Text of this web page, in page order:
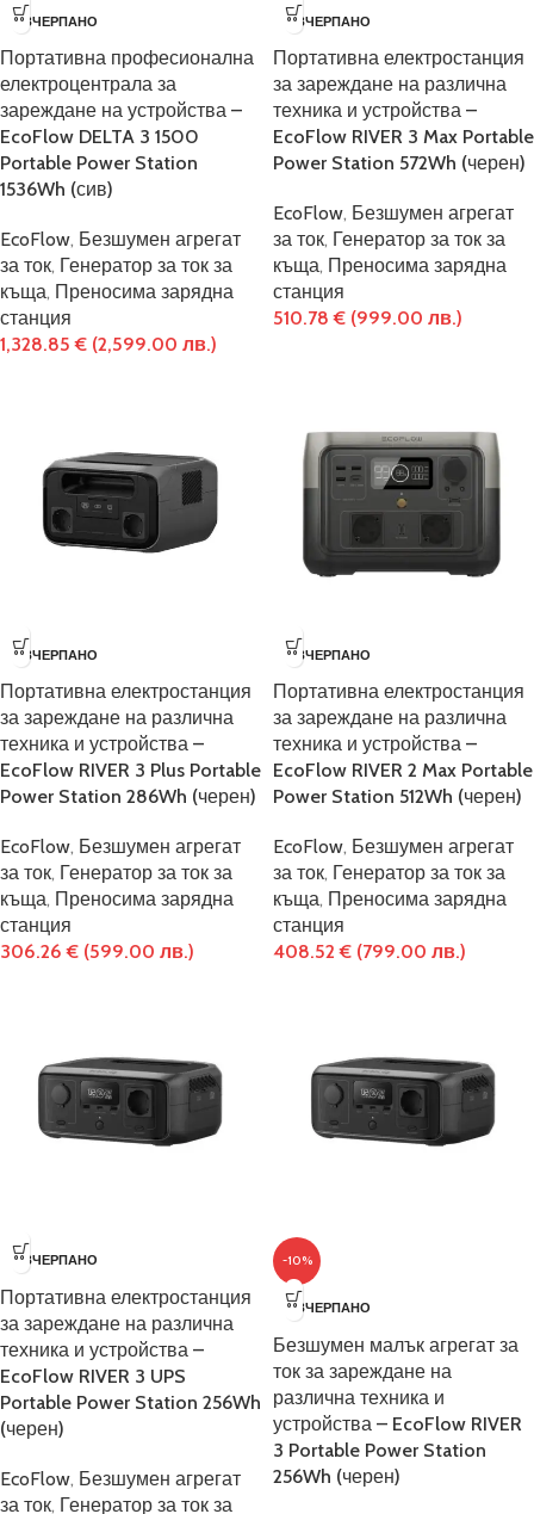
ИЗЧЕРПАНО
Портативна професионална
електроцентрала за
зареждане на устройства –
EcoFlow DELTA 3 1500
Portable Power Station
1536Wh (сив)
EcoFlow, Безшумен агрегат
за ток, Генератор за ток за
къща, Преносима зарядна
станция
1,328.85€ (2,599.00 лв.)
ИЗЧЕРПАНО
Портативна електростанция
за зареждане на различна
техника и устройства –
EcoFlow RIVER 3 Max Portable
Power Station 572Wh (черен)
EcoFlow, Безшумен агрегат
за ток, Генератор за ток за
къща, Преносима зарядна
станция
510.78€ (999.00 лв.)
ИЗЧЕРПАНО
Портативна електростанция
за зареждане на различна
техника и устройства –
EcoFlow RIVER 3 Plus Portable
Power Station 286Wh (черен)
EcoFlow, Безшумен агрегат
за ток, Генератор за ток за
къща, Преносима зарядна
станция
306.26€ (599.00 лв.)
ИЗЧЕРПАНО
Портативна електростанция
за зареждане на различна
техника и устройства –
EcoFlow RIVER 2 Max Portable
Power Station 512Wh (черен)
EcoFlow, Безшумен агрегат
за ток, Генератор за ток за
къща, Преносима зарядна
станция
408.52€ (799.00 лв.)
ИЗЧЕРПАНО
Портативна електростанция
за зареждане на различна
техника и устройства –
EcoFlow RIVER 3 UPS
Portable Power Station 256Wh
(черен)
EcoFlow, Безшумен агрегат
за ток, Генератор за ток за
-10%
ИЗЧЕРПАНО
Безшумен малък агрегат за
ток за зареждане на
различна техника и
устройства – EcoFlow RIVER
3 Portable Power Station
256Wh (черен)